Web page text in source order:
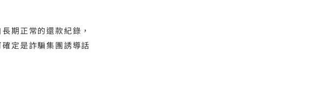
期正常的還款紀錄，
定是詐騙集團誘導話